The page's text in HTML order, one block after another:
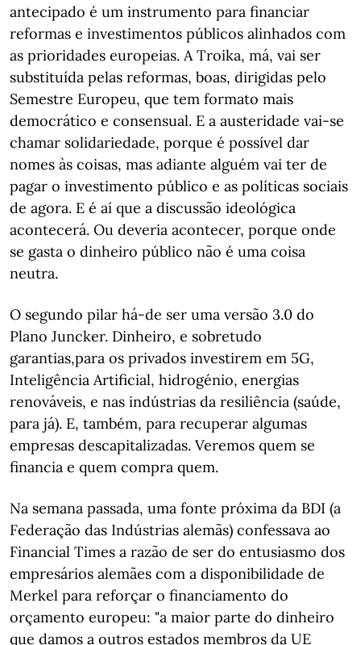
antecipado é um instrumento para financiar
reformas e investimentos públicos alinhados com
as prioridades europeias. A Troika, má, vai ser
substituída pelas reformas, boas, dirigidas pelo
Semestre Europeu, que tem formato mais
democrático e consensual. E a austeridade vai-se
chamar solidariedade, porque é possível dar
nomes às coisas, mas adiante alguém vai ter de
pagar o investimento público e as políticas sociais
de agora. E é aí que a discussão ideológica
acontecerá. Ou deveria acontecer, porque onde
se gasta o dinheiro público não é uma coisa
neutra.
O segundo pilar há-de ser uma versão 3.0 do
Plano Juncker. Dinheiro, e sobretudo
garantias,para os privados investirem em 5G,
Inteligência Artificial, hidrogénio, energias
renováveis, e nas indústrias da resiliência (saúde,
para já). E, também, para recuperar algumas
empresas descapitalizadas. Veremos quem se
financia e quem compra quem.
Na semana passada, uma fonte próxima da BDI (a
Federação das Indústrias alemãs) confessava ao
Financial Times a razão de ser do entusiasmo dos
empresários alemães com a disponibilidade de
Merkel para reforçar o financiamento do
orçamento europeu: "a maior parte do dinheiro
que damos a outros estados membros da UE